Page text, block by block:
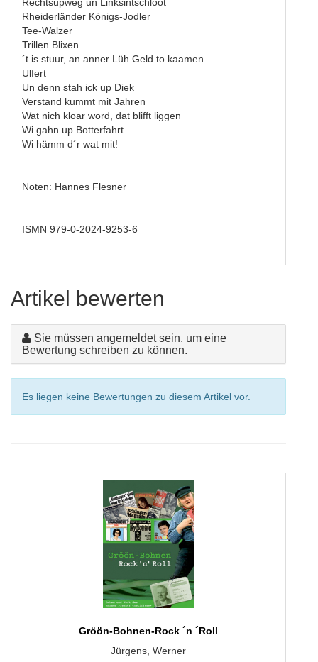
Rheiderländer Königs-Jodler
Tee-Walzer
Trillen Blixen
´t is stuur, an anner Lüh Geld to kaamen
Ulfert
Un denn stah ick up Diek
Verstand kummt mit Jahren
Wat nich kloar word, dat blifft liggen
Wi gahn up Botterfahrt
Wi hämm d´r wat mit!
Noten: Hannes Flesner
ISMN 979-0-2024-9253-6
Artikel bewerten
Sie müssen angemeldet sein, um eine
Bewertung schreiben zu können.
Es liegen keine Bewertungen zu diesem Artikel vor.
Gröön-Bohnen-Rock ´n ´Roll
Jürgens, Werner